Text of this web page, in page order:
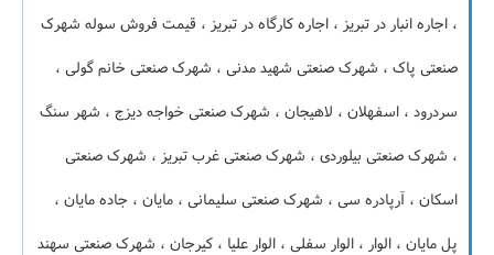
، اجاره انبار در تبریز ، اجاره کارگاه در تبریز ، قیمت فروش سوله شهرک
صنعتی پاک ، شهرک صنعتی شهید مدنی ، شهرک صنعتی خانم گولی ،
سردرود ، اسفهلان ، لاهیجان ، شهرک صنعتی خواجه دیزج ، شهر سنگ
، شهرک صنعتی بیلوردی ، شهرک صنعتی غرب تبریز ، شهرک صنعتی
اسکان ، آرپادره سی ، شهرک صنعتی سلیمانی ، مایان ، جاده مایان ،
پل مایان ، الوار ، الوار سفلی ، الوار علیا ، کیرجان ، شهرک صنعتی سهند